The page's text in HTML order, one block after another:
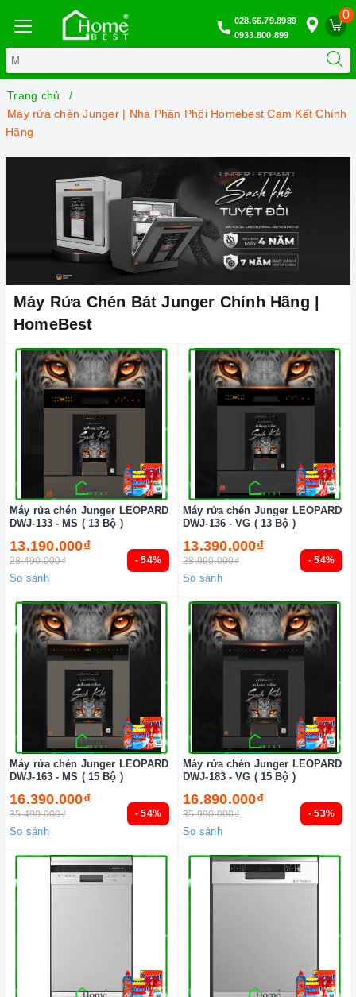
0
028.66.79.8989
0933.800.899
Trang chủ
Máy rửa chén Junger | Nhà Phân Phối Homebest Cam Kết Chính
Hãng
Máy Rửa Chén Bát Junger Chính Hãng |
HomeBest
- 54%
Máy rửa chén Junger LEOPARD
DWJ-133 - MS ( 13 Bộ )
13.190.000₫
28.490.000₫
So sánh
- 54%
Máy rửa chén Junger LEOPARD
DWJ-136 - VG ( 13 Bộ )
13.390.000₫
28.990.000₫
So sánh
- 54%
Máy rửa chén Junger LEOPARD
DWJ-163 - MS ( 15 Bộ )
16.390.000₫
35.490.000₫
So sánh
- 53%
Máy rửa chén Junger LEOPARD
DWJ-183 - VG ( 15 Bộ )
16.890.000₫
35.990.000₫
So sánh